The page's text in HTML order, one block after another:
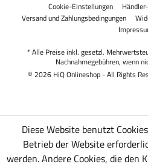
Cookie-Einstellungen
Versand und Zahlungsbedingungen
* Alle Preise inkl. gesetzl.
Nachnahmegebühren, wenn
© 2026 HiQ Onlineshop - All Rights
Diese Website benutzt
Betrieb der Website
werden. Andere Cookies, die den